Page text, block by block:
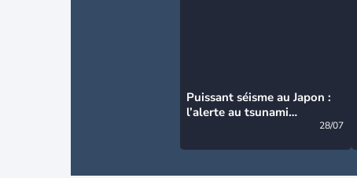
Puissant séisme au Japon :
l’alerte au tsunami
28/07